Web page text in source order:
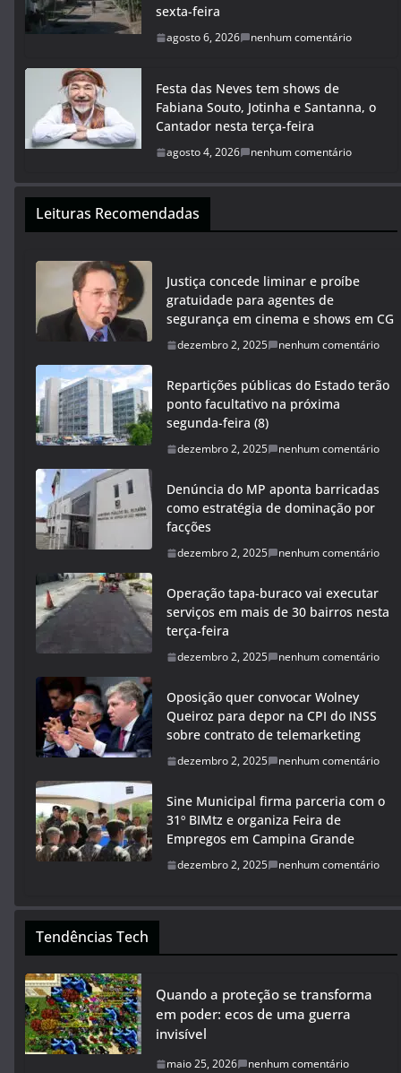
sexta-feira
agosto 6, 2026 nenhum comentário
Festa das Neves tem shows de
Fabiana Souto, Jotinha e Santanna, o
Cantador nesta terça-feira
agosto 4, 2026 nenhum comentário
Leituras Recomendadas
Justiça concede liminar e proíbe
gratuidade para agentes de
segurança em cinema e shows em CG
dezembro 2, 2025 nenhum comentário
Repartições públicas do Estado terão
ponto facultativo na próxima
segunda-feira (8)
dezembro 2, 2025 nenhum comentário
Denúncia do MP aponta barricadas
como estratégia de dominação por
facções
dezembro 2, 2025 nenhum comentário
Operação tapa-buraco vai executar
serviços em mais de 30 bairros nesta
terça-feira
dezembro 2, 2025 nenhum comentário
Oposição quer convocar Wolney
Queiroz para depor na CPI do INSS
sobre contrato de telemarketing
dezembro 2, 2025 nenhum comentário
Sine Municipal firma parceria com o
31º BIMtz e organiza Feira de
Empregos em Campina Grande
dezembro 2, 2025 nenhum comentário
Tendências Tech
Quando a proteção se transforma
em poder: ecos de uma guerra
invisível
maio 25, 2026 nenhum comentário